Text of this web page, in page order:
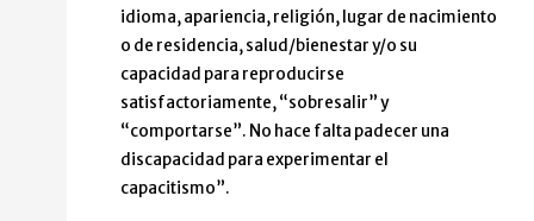
idioma, apariencia, religión, lugar de nacimiento
o de residencia, salud/bienestar y/o su
capacidad para reproducirse
satisfactoriamente, “sobresalir” y
“comportarse”. No hace falta padecer una
discapacidad para experimentar el
capacitismo”.